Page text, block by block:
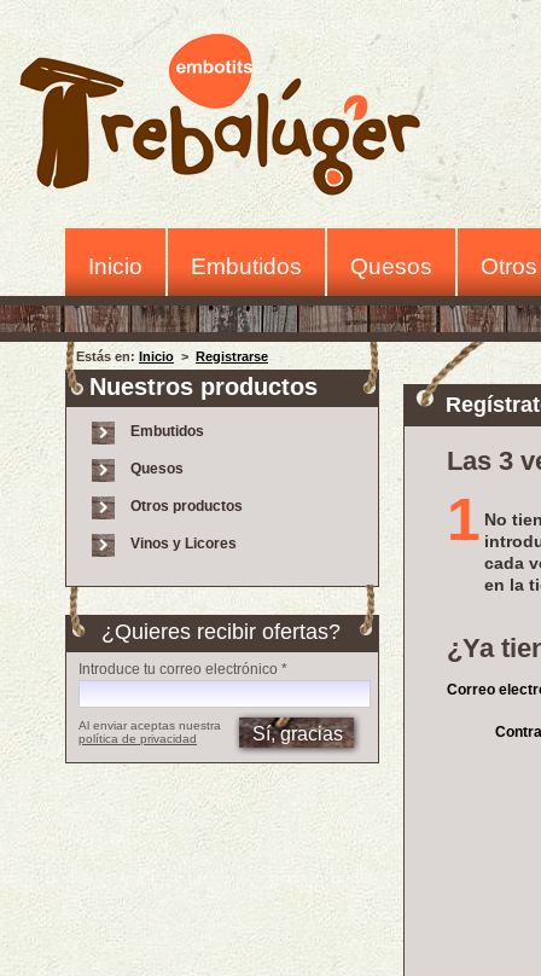
Inicio Embutidos Quesos
Estás en: Inicio > Registrarse
Nuestros productos
Embutidos
Quesos
Otros productos
Vinos y Licores
¿Quieres recibir ofertas?
Introduce tu correo electrónico *
Al enviar aceptas nuestra
política de privacidad
Las 3
1 No
cada
en la
¿Ya
Correo